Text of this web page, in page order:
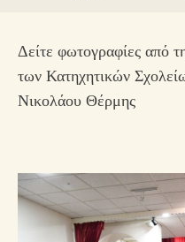
Δείτε φωτογραφίες από
των Κατηχητικών
Νικολάου Θέρμης